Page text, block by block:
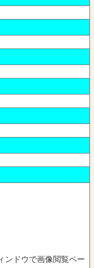
ンドウで画像閲覧ペー